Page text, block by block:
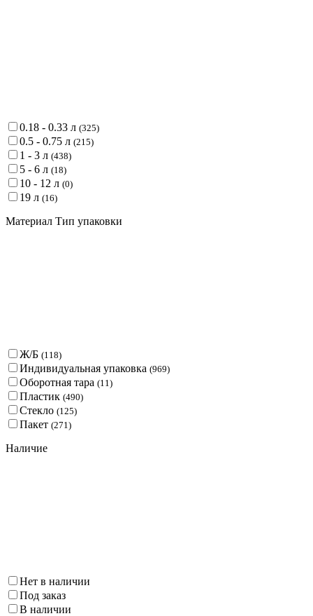
0.18 - 0.33 л (325)
0.5 - 0.75 л (215)
1 - 3 л (438)
5 - 6 л (18)
10 - 12 л (0)
19 л (16)
Материал Тип упаковки
Ж/Б (118)
Индивидуальная упаковка (969)
Оборотная тара (11 )
Пластик (490)
Стекло (125)
Пакет (271 )
Наличие
Нет в наличии
Под заказ
В наличии